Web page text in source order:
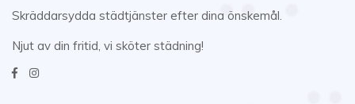
Skräddarsydda städtjänster efter dina önskemål.
Njut av din fritid, vi sköter städning!